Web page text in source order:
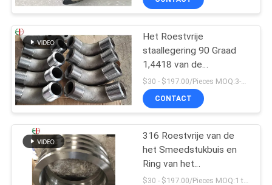
Het Roestvrije
staallegering 90 Graad
1,4418 van de
flensverbinding de
Elleboog van de
Pijpmontage
CONTACT
316 Roestvrije van de
het Smeedstukbuis en
Ring van het
Legeringsstaal de Buis